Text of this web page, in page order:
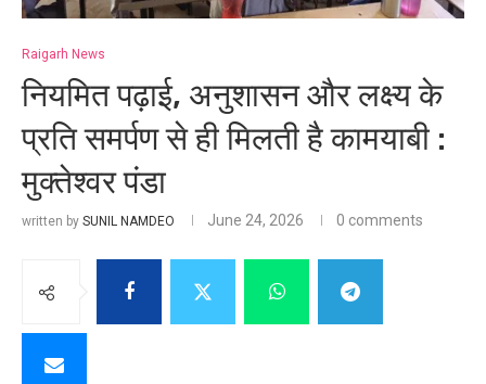
Raigarh News
नियमित पढ़ाई, अनुशासन और लक्ष्य के
प्रति समर्पण से ही मिलती है कामयाबी :
मुक्तेश्वर पंडा
written by SUNIL NAMDEO June 24, 2026 0 comments